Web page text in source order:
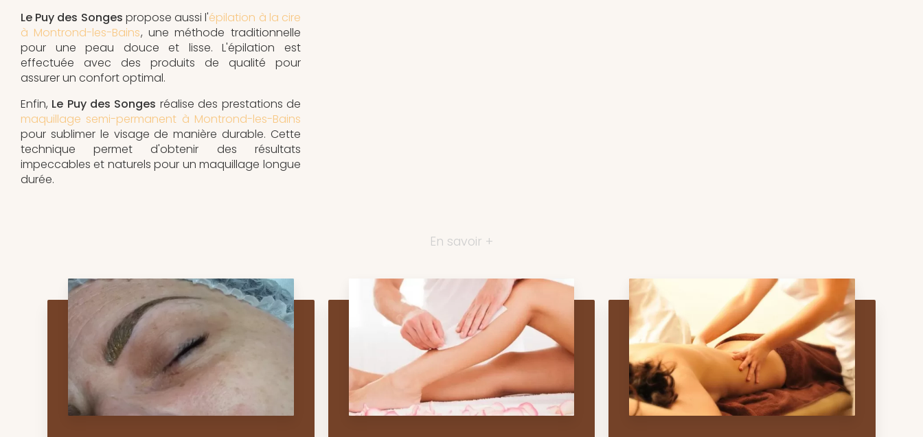
Le Puy des Songes propose aussi l'épilation à la cire
à Montrond-les-Bains, une méthode traditionnelle
pour une peau douce et lisse. L'épilation est
effectuée avec des produits de qualité pour
assurer un confort optimal.
Enfin, Le Puy des Songes réalise des prestations de
maquillage semi-permanent à Montrond-les-Bains
pour sublimer le visage de manière durable. Cette
technique permet d'obtenir des résultats
impeccables et naturels pour un maquillage longue
durée.
En savoir +